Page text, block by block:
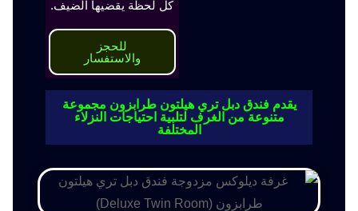
كل لحظة يقضيها الضيف.
للحجز
والاستفسار
يقدم فندق دبل تري هيلتون طرابزون مجموعة
متنوعة من الغرف لتلبية احتياجات النزلاء
المختلفة